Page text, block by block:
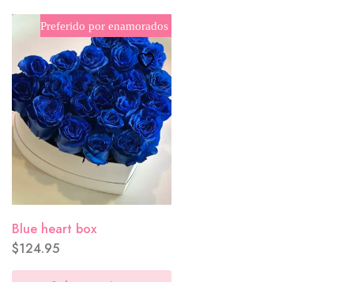
Preferido por enamorados
Blue heart box
$124.95